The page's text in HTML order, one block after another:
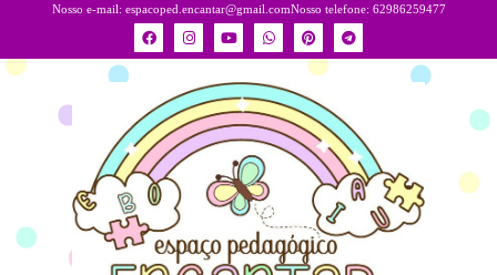
Nosso e-mail: espacoped.encantar@gmail.comNosso telefone: 62986259477